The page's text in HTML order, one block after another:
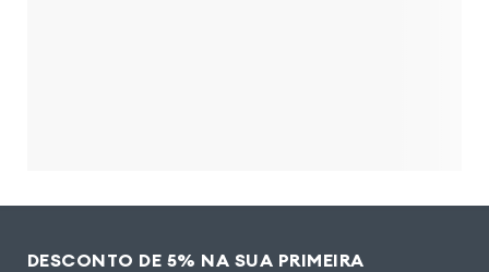
DESCONTO DE 5% NA SUA PRIMEIRA